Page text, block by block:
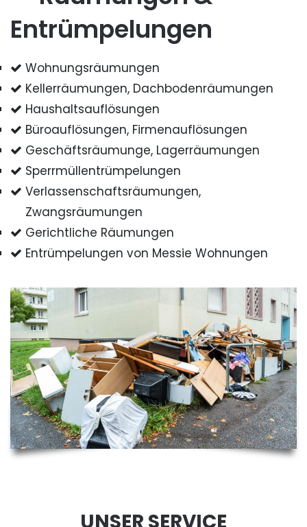
Entrümpelungen
Wohnungsräumungen
Kellerräumungen, Dachbodenräumungen
Haushaltsauflösungen
Büroauflösungen, Firmenauflösungen
Geschäftsräumunge, Lagerräumungen
Sperrmüllentrümpelungen
Verlassenschaftsräumungen,
Zwangsräumungen
Gerichtliche Räumungen
Entrümpelungen von Messie Wohnungen